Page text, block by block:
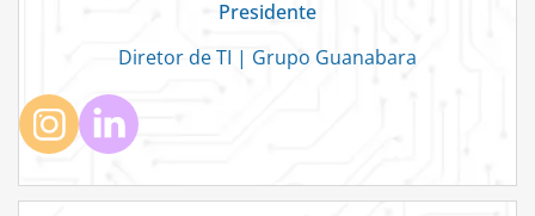
Presidente
Diretor de TI | Grupo Guanabara